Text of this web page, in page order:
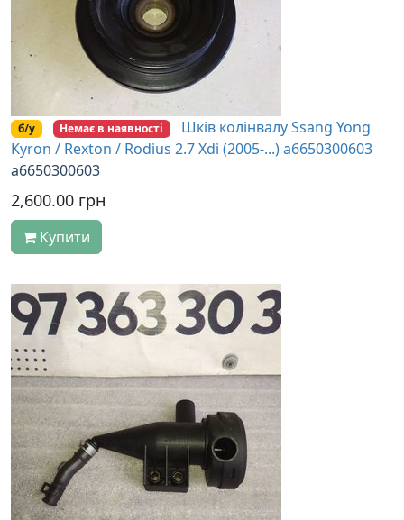
б/у Немає в наявності
Шків колінвалу Ssang Yong
Kyron / Rexton / Rodius 2.7 Xdi (2005-...) a6650300603
a6650300603
2,600.00 грн
Купити